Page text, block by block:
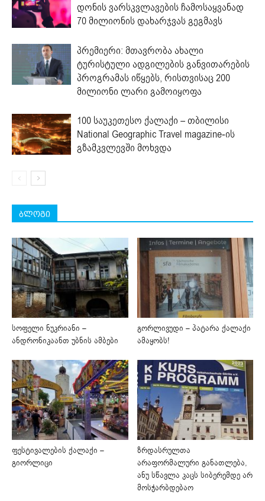
დონის ვარსკვლავების ჩამოსაყვანად
70 მილიონის დახარჯვას გეგმავს
პრემიერი: მთავრობა ახალი
ტურისტული ადგილების განვითარების
პროგრამას იწყებს, რისთვისაც 200
მილიონი ლარი გამოიყოფა
100 საუკეთესო ქალაქი – თბილისი
National Geographic Travel magazine-ის
გზამკვლევში მოხვდა
ბლოგი
სოფელი ნუკრიანი –
ანდრონიკაანთ უბნის ამბები
გორლივუდი – პატარა ქალაქი
ამაყობს!
ფესტივალების ქალაქი –
გიორლიცი
ზრდასრულთა
არაფორმალური განათლება,
ანუ სწავლა კაცს სიბერემდე არ
მოსჭარბდებაო